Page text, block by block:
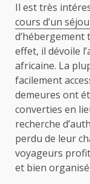
Il est très
cours d’un
effet, il dévoile
africaine. La
facilement
demeures ont
converties en
recherche
perdu de leur
voyageurs
et bien organisé